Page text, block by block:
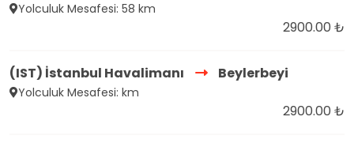
Yolculuk Mesafesi: 58 km
2900.00 ₺
(IST) İstanbul Havalimanı Beylerbeyi
Yolculuk Mesafesi: km
2900.00 ₺